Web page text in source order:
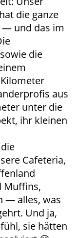
die ganze
— und das im
die
aus
unter die
ihr kleinen
Cafeteria,
Muffins,
— alles, was
Und ja,
sie hätten